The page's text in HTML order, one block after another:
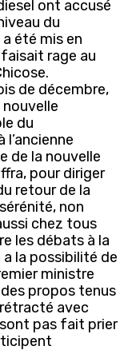
ont accusé
du
été mis en
rage au
de décembre,
du
de la nouvelle
pour diriger
retour de la
non
chez tous
les débats à la
a la possibilité de
ministre
propos tenus
avec
pas fait prier